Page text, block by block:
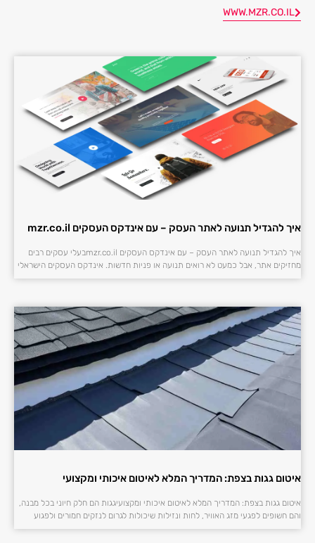
WWW.MZR.CO.IL
איך להגדיל תנועה לאתר העסק – עם אינדקס העסקים mzr.co.il
איך להגדיל תנועה לאתר העסק – עם אינדקס העסקים mzr.co.ilבעלי עסקים רבים
מחזיקים אתר, אבל כמעט לא רואים תנועה או פניות חדשות. אינדקס העסקים הישראלי
איטום גגות בצפת: המדריך המלא לאיטום איכותי ומקצועי
איטום גגות בצפת: המדריך המלא לאיטום איכותי ומקצועיגגות הם חלק חיוני בכל מבנה,
והם חשופים לפגעי מזג האוויר, לחות ונזילות שיכולות לגרום לנזקים חמורים ולפגוע